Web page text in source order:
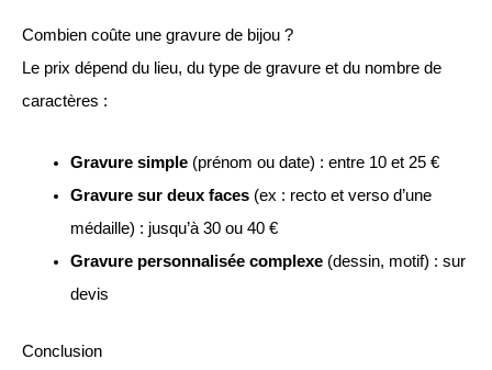
Combien coûte une gravure de bijou ?
Le prix dépend du lieu, du type de gravure et du nombre de
caractères :
Gravure simple(prénom ou date) : entre 10 et 25 €
Gravure sur deux faces(ex : recto et verso d’une
médaille) : jusqu’à 30 ou 40 €
Gravure personnalisée complexe(dessin, motif) : sur
devis
Conclusion